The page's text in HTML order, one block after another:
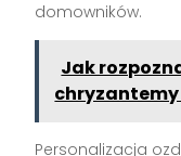
domowników.
Jak
Personalizacja